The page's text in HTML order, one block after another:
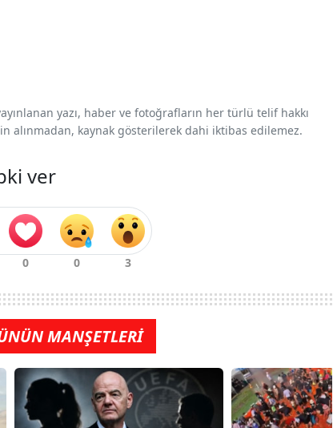
yazı, haber ve fotoğrafların her türlü telif hakkı
alınmadan, kaynak gösterilerek dahi iktibas edilemez.
ver
MANŞETLERİ